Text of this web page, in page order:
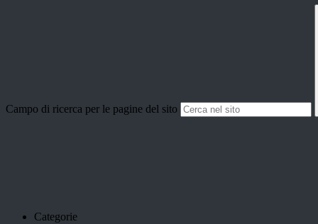
Campo di ricerca per le pagine del sito
Categorie